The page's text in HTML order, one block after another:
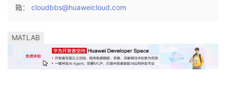
堂
我
的
我
我
的
技
我
的
箱： cloudbbs@huaweicloud.com
MATLAB